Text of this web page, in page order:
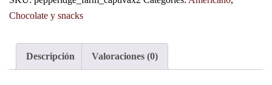
Chocolate y snacks
Descripción Valoraciones (0)